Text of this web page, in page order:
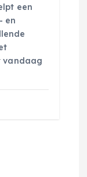
een
en
vandaag